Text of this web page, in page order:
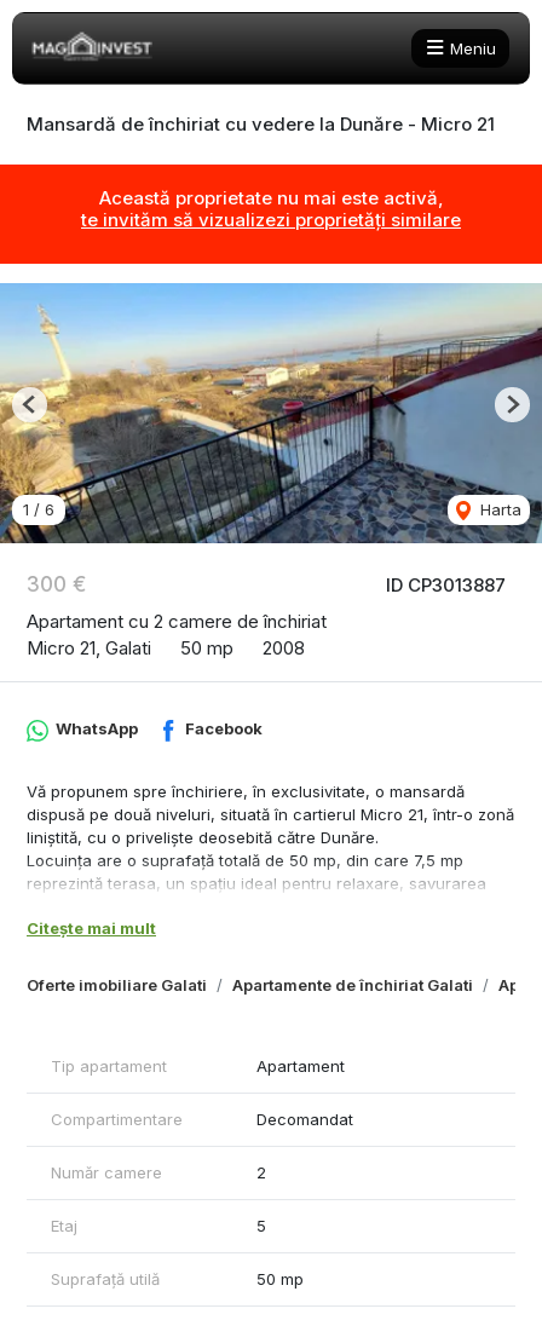
Meniu
Mansardă de închiriat cu vedere la Dunăre - Micro 21
Această proprietate nu mai este activă,
te invităm să vizualizezi proprietăți similare
ID CP3013887
300 €
Apartament cu 2 camere de închiriat
Micro 21, Galati
50 mp 2008
1 / 6 Harta
Previous
Oferte imobiliare Galati Apartamente de închiriat Galati
WhatsApp Facebook
Vă propunem spre închiriere, în exclusivitate, o mansardă
dispusă pe două niveluri, situată în cartierul Micro 21, într-o zonă
liniștită, cu o priveliște deosebită către Dunăre.
Locuința are o suprafață totală de 50 mp, din care 7,5 mp
reprezintă terasa, un spațiu ideal pentru relaxare, savurarea
Proprietatea este complet mobilată și utilată, fiind pregătită
racord separat de apă, balcon și baie cu geam pentru aerisire
naturală, oferind confortul necesar unei locuiri plăcute pe
Chirie: 1.500 lei/lună
- o garanție;
Oferta este disponibilă în exclusivitate prin MAG INVEST.
Pentru informații suplimentare și programarea unei vizionări,
Citește mai mult
Tip apartament Apartament
Compartimentare Decomandat
Număr camere 2
Etaj 5
Suprafață utilă 50 mp